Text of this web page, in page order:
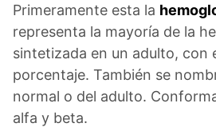
Primeramente esta la
representa la mayoría de la
sintetizada en un adulto, con
porcentaje. También se
normal o del adulto.
alfa y beta.